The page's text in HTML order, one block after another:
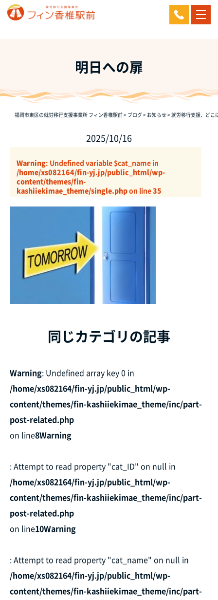
明日への扉
福岡市東区の就労移行支援事業所 フィン香椎駅前> ブログ> お知らせ> 就労移行支援、どこ
2025/10/16
Warning: Undefined variable $cat_name in
/home/xs082164/fin-yj.jp/public_html/wp-
content/themes/fin-
kashiiekimae_theme/single.phpon line35
同じカテゴリの記事
Warning: Undefined array key 0 in
/home/xs082164/fin-yj.jp/public_html/wp-
content/themes/fin-kashiiekimae_theme/inc/part-
post-related.php
on line8Warning
: Attempt to read property "cat_ID" on null in
/home/xs082164/fin-yj.jp/public_html/wp-
content/themes/fin-kashiiekimae_theme/inc/part-
post-related.php
on line10Warning
: Attempt to read property "cat_name" on null in
/home/xs082164/fin-yj.jp/public_html/wp-
content/themes/fin-kashiiekimae_theme/inc/part-